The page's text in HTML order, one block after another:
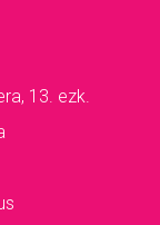
13. ezk.